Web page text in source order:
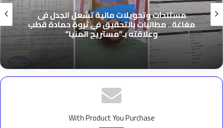
مستندات وتحويلات مالية تشعل الجدل فى
مغاغة.. مطالبات بالتحقيق فى ثروة حمادة قطب
وعلاقته بـ”مستريح المنيا”
With Product You Purchase